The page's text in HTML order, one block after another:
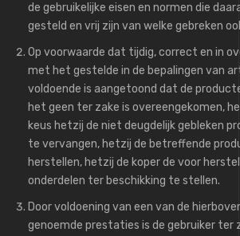
de gebruikelijke eisen en normen die
gesteld en vrij zijn van welke gebreken
Op voorwaarde dat tijdig, correct en in
met het gestelde in de bepalingen van
voldoende is aangetoond dat de
het geen ter zake is overeengekomen,
keus hetzij de niet deugdelijk gebleken
te vervangen, hetzij de betreffende
herstellen, hetzij de koper de voor
onderdelen ter beschikking te stellen.
Door voldoening van een van de
genoemde prestaties is de gebruiker ter